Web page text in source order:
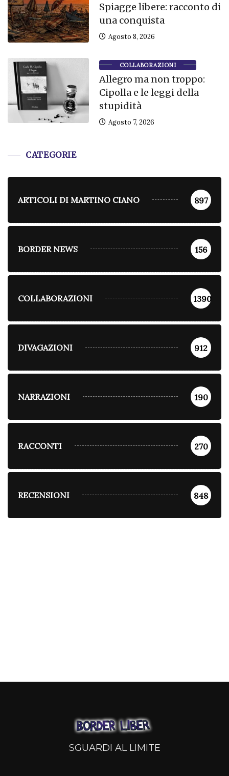
Spiagge libere: racconto di
una conquista
Agosto 8, 2026
COLLABORAZIONI
Allegro ma non troppo:
Cipolla e le leggi della
stupidità
Agosto 7, 2026
CATEGORIE
ARTICOLI DI MARTINO CIANO 897
BORDER NEWS 156
COLLABORAZIONI 1390
DIVAGAZIONI 912
NARRAZIONI 190
RACCONTI 270
RECENSIONI 848
SGUARDI AL LIMITE